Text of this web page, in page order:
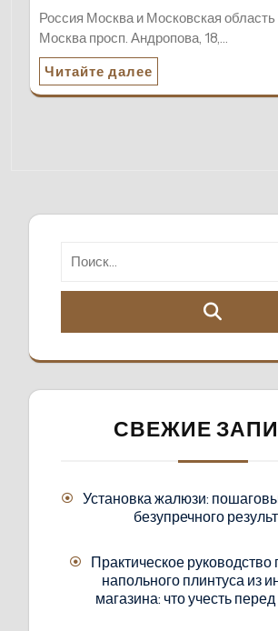
Россия Москва и Московская
Москва просп. Андропова, 18,…
Читайте далее
СВЕЖИЕ
Установка жалюзи:
безупречного
Практическое
напольного плинтуса из
магазина: что учесть